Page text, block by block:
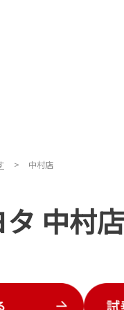
中村店
中村店